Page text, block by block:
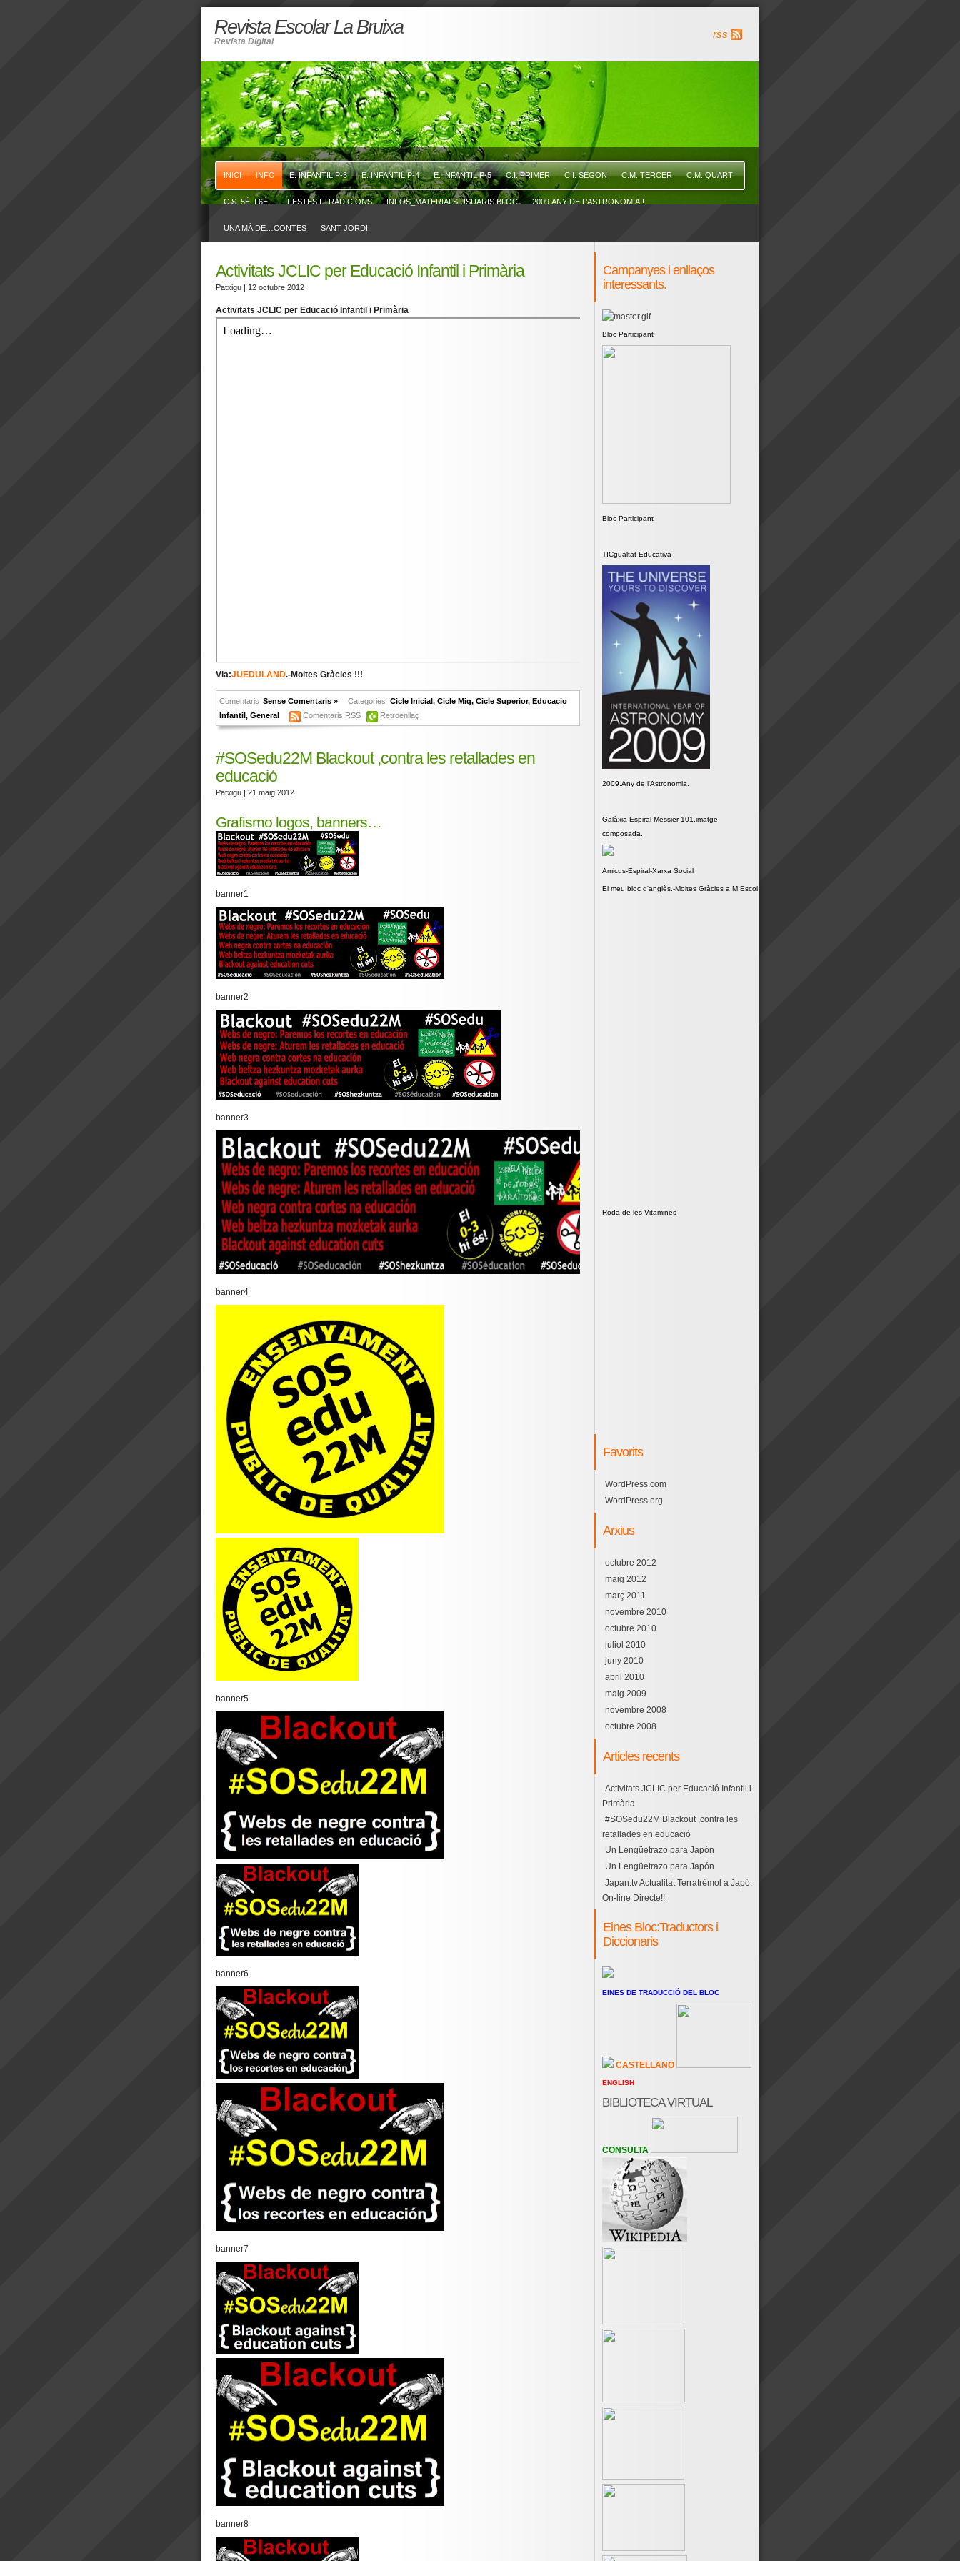
Revista Escolar La Bruixa
Revista Digital
rss
INICI INFO E. INFANTIL P-3 E. INFANTIL P-4 E. INFANTIL P-5 C.I. PRIMER C.I. SEGON C.M. TERCER C.M. QUART
C.S. 5È. I 6È.- FESTES I TRADICIONS INFOS_MATERIALS USUARIS BLOC 2009.ANY DE L’ASTRONOMIA!!
UNA MÀ DE…CONTES SANT JORDI
Activitats JCLIC per Educació Infantil i Primària
Patxigu | 12 octubre 2012
Activitats JCLIC per Educació Infantil i Primària
Via:JUEDULAND.-Moltes Gràcies !!!
Comentaris Sense Comentaris » Categories Cicle Inicial, Cicle Mig, Cicle Superior, Educacio
Infantil , General Comentaris RSS Retroenllaç
#SOSedu22M Blackout ,contra les retallades en
educació
Patxigu | 21 maig 2012
Grafismo logos, banners…
banner1
banner2
banner3
banner4
banner5
banner6
banner7
banner8
Campanyes i enllaços
interessants.
Bloc Participant
Bloc Participant
TICgualtat Educativa
2009.Any de l'Astronomia.
Galàxia Espiral Messier 101,imatge
composada.
Amicus-Espiral-Xarxa Social
El meu bloc d'anglès.-Moltes Gràcies a M.Escoi
Roda de les Vitamines
Favorits
WordPress.com
WordPress.org
Arxius
octubre 2012
maig 2012
març 2011
novembre 2010
octubre 2010
juliol 2010
juny 2010
abril 2010
maig 2009
novembre 2008
octubre 2008
Articles recents
Activitats JCLIC per Educació Infantil i
Primària
#SOSedu22M Blackout ,contra les
retallades en educació
Un Lengüetrazo para Japón
Un Lengüetrazo para Japón
Japan.tv Actualitat Terratrèmol a Japó.
On-line Directe!!
Eines Bloc:Traductors i
Diccionaris
EINES DE TRADUCCIÓ DEL BLOC
CASTELLANO
ENGLISH
BIBLIOTECA VIRTUAL
CONSULTA